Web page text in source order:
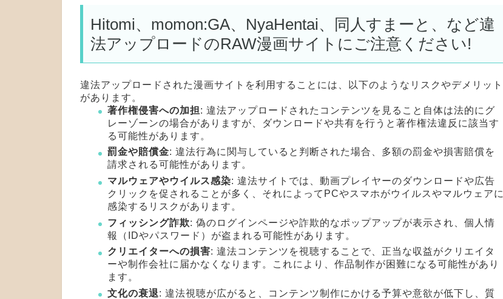
Hitomi、momon:GA、NyaHentai、同人すまーと、など違
法アップロードのRAW漫画サイトにご注意ください!
違法アップロードされた漫画サイトを利用することには、以下のようなリスクやデメリット
があります。
著作権侵害への加担: 違法アップロードされたコンテンツを見ること自体は法的にグ
レーゾーンの場合がありますが、ダウンロードや共有を行うと著作権法違反に該当す
る可能性があります。
罰金や賠償金: 違法行為に関与していると判断された場合、多額の罰金や損害賠償を
請求される可能性があります。
マルウェアやウイルス感染: 違法サイトでは、動画プレイヤーのダウンロードや広告
クリックを促されることが多く、それによってPCやスマホがウイルスやマルウェアに
感染するリスクがあります。
フィッシング詐欺: 偽のログインページや詐欺的なポップアップが表示され、個人情
報（IDやパスワード）が盗まれる可能性があります。
クリエイターへの損害: 違法コンテンツを視聴することで、正当な収益がクリエイタ
ーや制作会社に届かなくなります。これにより、作品制作が困難になる可能性があり
ます。
文化の衰退: 違法視聴が広がると、コンテンツ制作にかける予算や意欲が低下し、質